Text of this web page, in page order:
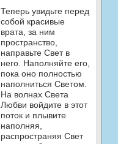
Теперь увидьте перед
собой красивые
врата, за ним
пространство,
направьте Свет в
него. Наполняйте его,
пока оно полностью
наполниться Светом.
На волнах Света
Любви войдите в этот
поток и плывите
наполняя,
распространяя Свет